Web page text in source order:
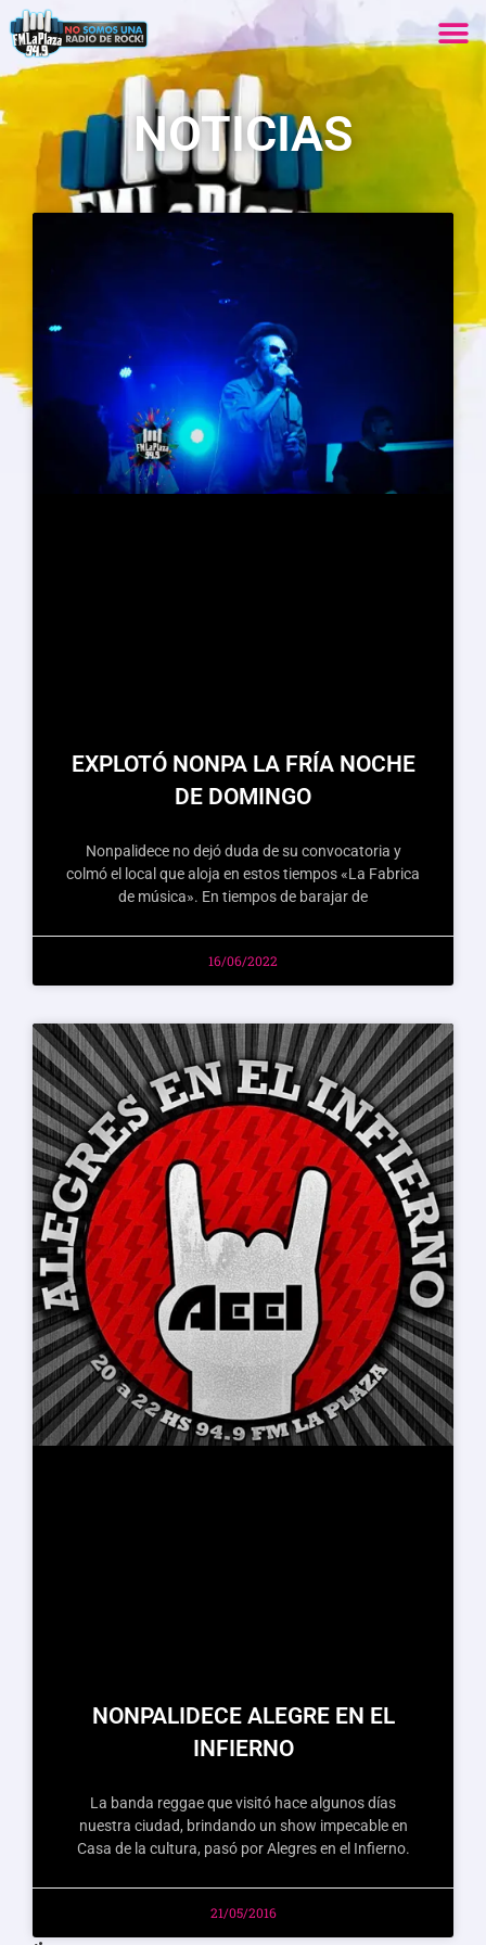
NOTICIAS
EXPLOTÓ NONPA LA FRÍA NOCHE
DE DOMINGO
Nonpalidece no dejó duda de su convocatoria y
colmó el local que aloja en estos tiempos «La Fabrica
de música». En tiempos de barajar de
16/06/2022
NONPALIDECE ALEGRE EN EL
INFIERNO
La banda reggae que visitó hace algunos días
nuestra ciudad, brindando un show impecable en
Casa de la cultura, pasó por Alegres en el Infierno.
21/05/2016